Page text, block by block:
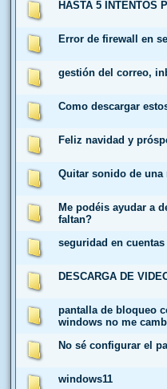
HASTA 5 INTENTOS
Error de firewall en
gestión del correo,
Como descargar
Feliz navidad y
Quitar sonido de
Me podéis ayudar a
faltan?
seguridad en
DESCARGA DE
pantalla de bloqueo
windows no me
No sé configurar el
windows11